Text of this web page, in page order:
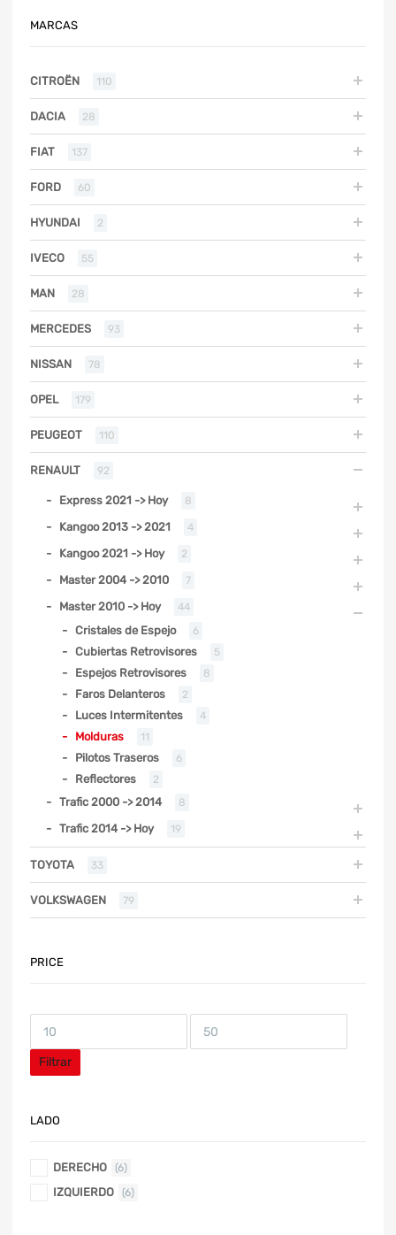
MARCAS
CITROËN 110
DACIA 28
FIAT 137
FORD 60
HYUNDAI 2
IVECO 55
MAN 28
MERCEDES 93
NISSAN 78
OPEL 179
PEUGEOT 110
RENAULT 92
Express 2021 -> Hoy 8
Kangoo 2013 -> 2021 4
Kangoo 2021 -> Hoy 2
Master 2004 -> 2010 7
Master 2010 -> Hoy 44
Cristales de Espejo 6
Cubiertas Retrovisores 5
Espejos Retrovisores 8
Faros Delanteros 2
Luces Intermitentes 4
Molduras 11
Pilotos Traseros 6
Reflectores 2
Trafic 2000 -> 2014 8
Trafic 2014 -> Hoy 19
TOYOTA 33
VOLKSWAGEN 79
PRICE
Filtrar
LADO
DERECHO (6)
IZQUIERDO (6)